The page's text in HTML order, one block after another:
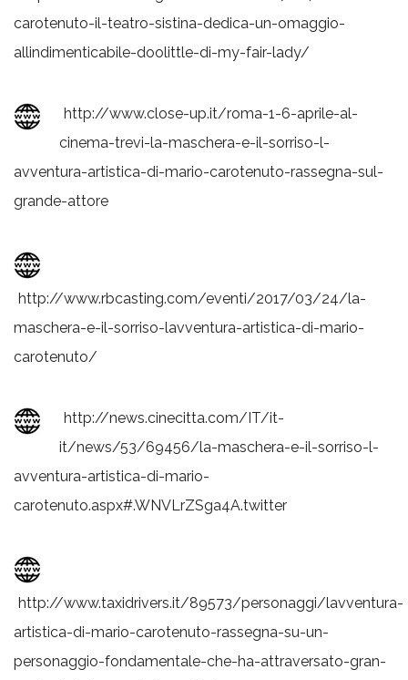
carotenuto-il-teatro-sistina-dedica-un-omaggio-
allindimenticabile-doolittle-di-my-fair-lady/
http://www.close-up.it/roma-1-6-aprile-al-
cinema-trevi-la-maschera-e-il-sorriso-l-
avventura-artistica-di-mario-carotenuto-rassegna-sul-
grande-attore
http://www.rbcasting.com/eventi/2017/03/24/la-
maschera-e-il-sorriso-lavventura-artistica-di-mario-
carotenuto/
http://news.cinecitta.com/IT/it-
it/news/53/69456/la-maschera-e-il-sorriso-l-
avventura-artistica-di-mario-
carotenuto.aspx#.WNVLrZSga4A.twitter
http://www.taxidrivers.it/89573/personaggi/lavventura-
artistica-di-mario-carotenuto-rassegna-su-un-
personaggio-fondamentale-che-ha-attraversato-gran-